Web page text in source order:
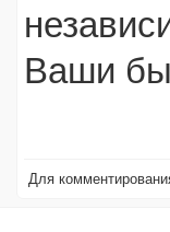
Ваши
Для